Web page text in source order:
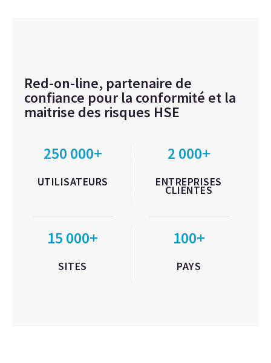
Red-on-line, partenaire de
confiance pour la conformité et la
maitrise des risques HSE
250 000+
UTILISATEURS
2 000+
ENTREPRISES
CLIENTES
15 000+
SITES
100+
PAYS